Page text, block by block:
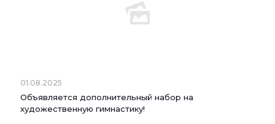
01.08.2025
Объявляется дополнительный набор на
художественную гимнастику!